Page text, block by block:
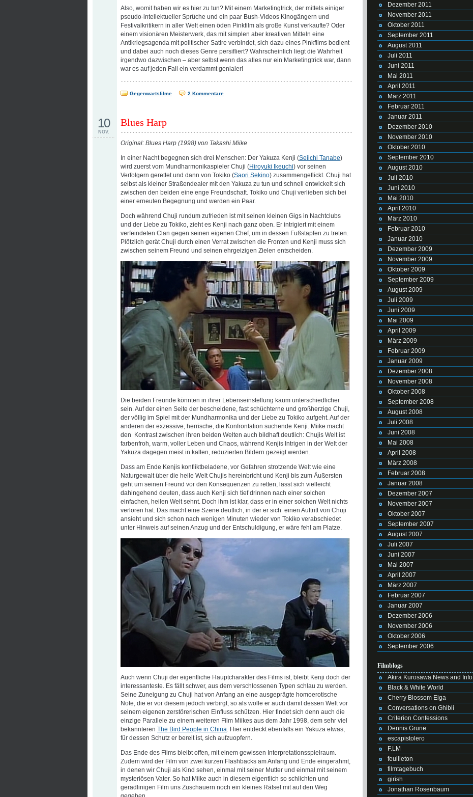
Also, womit haben wir es hier zu tun? Mit einem Marketingtrick, der mittels einiger
pseudo-intellektueller Sprüche und ein paar Bush-Videos Kinogängern und
Festivalkritikern in aller Welt einen öden Pinkfilm als große Kunst verkaufte? Oder
einem visionären Meisterwerk, das mit simplen aber kreativen Mitteln eine
Antikriegsagenda mit politischer Satire verbindet, sich dazu eines Pinkfilms bedient
und dabei auch noch dieses Genre persifliert? Wahrscheinlich liegt die Wahrheit
irgendwo dazwischen – aber selbst wenn das alles nur ein Marketingtrick war, dann
war es auf jeden Fall ein verdammt genialer!
Gegenwartsfilme 2 Kommentare
Blues Harp
10
NOV.
Original: Blues Harp (1998) von Takashi Miike
In einer Nacht begegnen sich drei Menschen: Der Yakuza Kenji (Seiichi Tanabe)
wird zuerst vom Mundharmonikaspieler Chuji (Hiroyuki Ikeuchi) vor seinen
Verfolgern gerettet und dann von Tokiko (Saori Sekino) zusammengeflickt. Chuji hat
selbst als kleiner Straßendealer mit den Yakuza zu tun und schnell entwickelt sich
zwischen den beiden eine enge Freundschaft. Tokiko und Chuji verlieben sich bei
einer erneuten Begegnung und werden ein Paar.
Doch während Chuji rundum zufrieden ist mit seinen kleinen Gigs in Nachtclubs
und der Liebe zu Tokiko, zieht es Kenji nach ganz oben. Er intrigiert mit einem
verfeindeten Clan gegen seinen eigenen Chef, um in dessen Fußstapfen zu treten.
Plötzlich gerät Chuji durch einen Verrat zwischen die Fronten und Kenji muss sich
zwischen seinem Freund und seinen ehrgeizigen Zielen entscheiden.
Die beiden Freunde könnten in ihrer Lebenseinstellung kaum unterschiedlicher
sein. Auf der einen Seite der bescheidene, fast schüchterne und großherzige Chuji,
der völlig im Spiel mit der Mundharmonika und der Liebe zu Tokiko aufgeht. Auf der
anderen der exzessive, herrische, die Konfrontation suchende Kenji. Miike macht
den Kontrast zwischen ihren beiden Welten auch bildhaft deutlich: Chujis Welt ist
farbenfroh, warm, voller Leben und Chaos, während Kenjis Intrigen in der Welt der
Yakuza dagegen meist in kalten, reduzierten Bildern gezeigt werden.
Dass am Ende Kenjis konfliktbeladene, vor Gefahren strotzende Welt wie eine
Naturgewalt über die heile Welt Chujis hereinbricht und Kenji bis zum Äußersten
geht um seinen Freund vor den Konsequenzen zu retten, lässt sich vielleicht
dahingehend deuten, dass auch Kenji sich tief drinnen nach einer solchen
einfachen, heilen Welt sehnt. Doch ihm ist klar, dass er in einer solchen Welt nichts
verloren hat. Das macht eine Szene deutlich, in der er sich einen Auftritt von Chuji
ansieht und sich schon nach wenigen Minuten wieder von Tokiko verabschiedet
unter Hinweis auf seinen Anzug und der Entschuldigung, er wäre fehl am Platze.
Auch wenn Chuji der eigentliche Hauptcharakter des Films ist, bleibt Kenji doch der
interessanteste. Es fällt schwer, aus dem verschlossenen Typen schlau zu werden.
Seine Zuneigung zu Chuji hat von Anfang an eine ausgeprägte homoerotische
Note, die er vor diesem jedoch verbirgt, so als wolle er auch damit dessen Welt vor
seinem eigenen zerstörerischen Einfluss schützen. Hier findet sich denn auch die
einzige Parallele zu einem weiteren Film Miikes aus dem Jahr 1998, dem sehr viel
bekannteren The Bird People in China. Hier entdeckt ebenfalls ein Yakuza etwas,
für dessen Schutz er bereit ist, sich aufzuopfern.
Das Ende des Films bleibt offen, mit einem gewissen Interpretationsspielraum.
Zudem wird der Film von zwei kurzen Flashbacks am Anfang und Ende eingerahmt,
in denen wir Chuji als Kind sehen, einmal mit seiner Mutter und einmal mit seinem
mysteriösen Vater. So hat Miike auch in diesem eigentlich so schlichten und
geradlinigen Film uns Zuschauern noch ein kleines Rätsel mit auf den Weg
Dezember 2011
November 2011
Oktober 2011
September 2011
August 2011
Juli 2011
Juni 2011
Mai 2011
April 2011
März 2011
Februar 2011
Januar 2011
Dezember 2010
November 2010
Oktober 2010
September 2010
August 2010
Juli 2010
Juni 2010
Mai 2010
April 2010
März 2010
Februar 2010
Januar 2010
Dezember 2009
November 2009
Oktober 2009
September 2009
August 2009
Juli 2009
Juni 2009
Mai 2009
April 2009
März 2009
Februar 2009
Januar 2009
Dezember 2008
November 2008
Oktober 2008
September 2008
August 2008
Juli 2008
Juni 2008
Mai 2008
April 2008
März 2008
Februar 2008
Januar 2008
Dezember 2007
November 2007
Oktober 2007
September 2007
August 2007
Juli 2007
Juni 2007
Mai 2007
April 2007
März 2007
Februar 2007
Januar 2007
Dezember 2006
November 2006
Oktober 2006
September 2006
Filmblogs
Akira Kurosawa News and Info
Black & White World
Cherry Blossom Eiga
Conversations on Ghibli
Criterion Confessions
Dennis Grune
escapistolero
F.LM
feuilleton
filmtagebuch
girish
Jonathan Rosenbaum